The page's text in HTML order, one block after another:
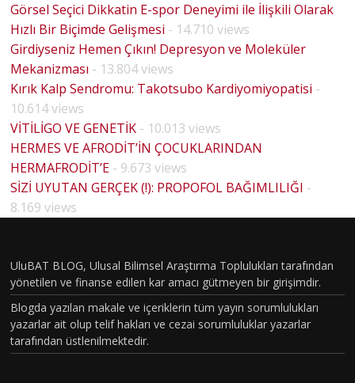
Görsel Seçici Dikkatin E-spor Deneyimi ile İlişkili Olarak
Hızlı Bir Biçimde Gelişmesi - 14.710 views
Girdiyseniz Hemen Çıkın! Depresyon ve Moleküler
Mekanizması - 13.804 views
Kırık Kalp Sendromu: Takotsubo Kardiyomiyopatisi -
10.614 views
VİTİLİGO VE GENETİK - 10.013 views
HERMES VE AFRODİT’İN ÇOCUKLARINDAN
HERMAFRODİT’E - 9.673 views
SİZİ UYUTAN GERÇEK (!): PROPOFOL BAĞIMLILIĞI -
8.169 views
UluBAT BLOG, Ulusal Bilimsel Araştırma Toplulukları tarafından
yönetilen ve finanse edilen kar amacı gütmeyen bir girişimdir.
Blogda yazılan makale ve içeriklerin tüm yayın sorumlulukları
yazarlar ait olup telif hakları ve cezai sorumluluklar yazarlar
tarafından üstlenilmektedir.
BİYOLO
TOPLU
MSAL
CİNSİYE
T